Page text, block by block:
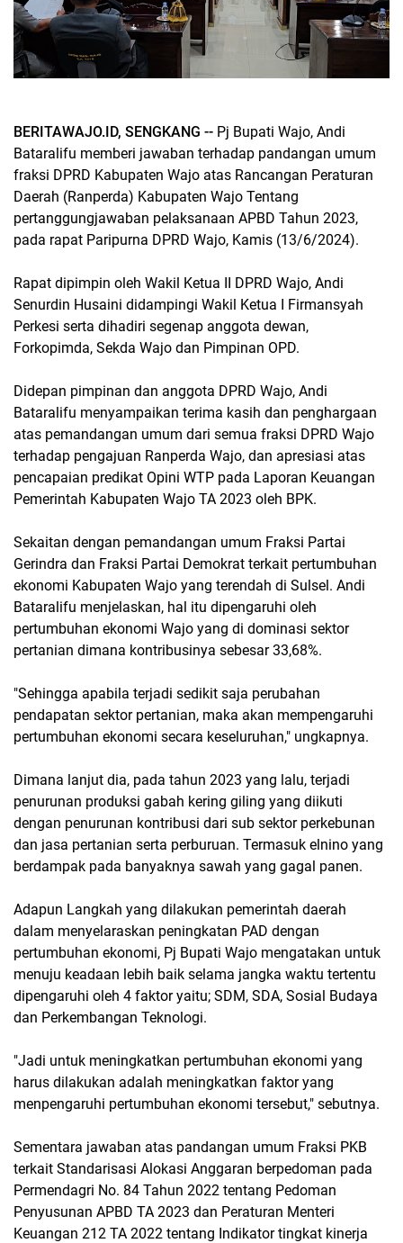
BERITAWAJO.ID, SENGKANG -- Pj Bupati Wajo, Andi
Bataralifu memberi jawaban terhadap pandangan umum
fraksi DPRD Kabupaten Wajo atas Rancangan Peraturan
Daerah (Ranperda) Kabupaten Wajo Tentang
pertanggungjawaban pelaksanaan APBD Tahun 2023,
pada rapat Paripurna DPRD Wajo, Kamis (13/6/2024).
Rapat dipimpin oleh Wakil Ketua II DPRD Wajo, Andi
Senurdin Husaini didampingi Wakil Ketua I Firmansyah
Perkesi serta dihadiri segenap anggota dewan,
Forkopimda, Sekda Wajo dan Pimpinan OPD.
Didepan pimpinan dan anggota DPRD Wajo, Andi
Bataralifu menyampaikan terima kasih dan penghargaan
atas pemandangan umum dari semua fraksi DPRD Wajo
terhadap pengajuan Ranperda Wajo, dan apresiasi atas
pencapaian predikat Opini WTP pada Laporan Keuangan
Pemerintah Kabupaten Wajo TA 2023 oleh BPK.
Sekaitan dengan pemandangan umum Fraksi Partai
Gerindra dan Fraksi Partai Demokrat terkait pertumbuhan
ekonomi Kabupaten Wajo yang terendah di Sulsel. Andi
Bataralifu menjelaskan, hal itu dipengaruhi oleh
pertumbuhan ekonomi Wajo yang di dominasi sektor
pertanian dimana kontribusinya sebesar 33,68%.
"Sehingga apabila terjadi sedikit saja perubahan
pendapatan sektor pertanian, maka akan mempengaruhi
pertumbuhan ekonomi secara keseluruhan," ungkapnya.
Dimana lanjut dia, pada tahun 2023 yang lalu, terjadi
penurunan produksi gabah kering giling yang diikuti
dengan penurunan kontribusi dari sub sektor perkebunan
dan jasa pertanian serta perburuan. Termasuk elnino yang
berdampak pada banyaknya sawah yang gagal panen.
Adapun Langkah yang dilakukan pemerintah daerah
dalam menyelaraskan peningkatan PAD dengan
pertumbuhan ekonomi, Pj Bupati Wajo mengatakan untuk
menuju keadaan lebih baik selama jangka waktu tertentu
dipengaruhi oleh 4 faktor yaitu; SDM, SDA, Sosial Budaya
dan Perkembangan Teknologi.
"Jadi untuk meningkatkan pertumbuhan ekonomi yang
harus dilakukan adalah meningkatkan faktor yang
menpengaruhi pertumbuhan ekonomi tersebut," sebutnya.
Sementara jawaban atas pandangan umum Fraksi PKB
terkait Standarisasi Alokasi Anggaran berpedoman pada
Permendagri No. 84 Tahun 2022 tentang Pedoman
Penyusunan APBD TA 2023 dan Peraturan Menteri
Keuangan 212 TA 2022 tentang Indikator tingkat kinerja